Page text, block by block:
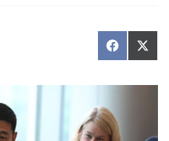
Х
у
а
ц
а
Т
ү
э